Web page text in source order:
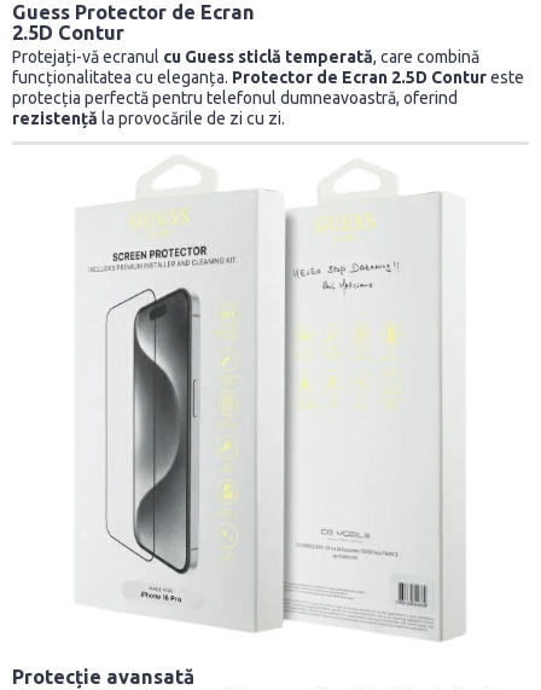
Guess Protector de Ecran
2.5D Contur
Protejați-vă ecranul cu Guess sticlă temperată, care combină
funcționalitatea cu eleganța. Protector de Ecran 2.5D Contureste
protecția perfectă pentru telefonul dumneavoastră, oferind
rezistență la provocările de zi cu zi.
Protecție avansată